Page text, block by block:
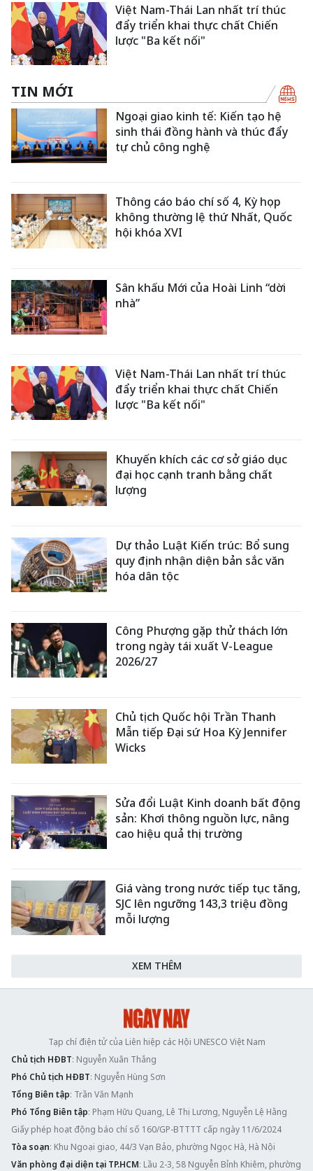
Việt Nam-Thái Lan nhất trí thúc
đẩy triển khai thực chất Chiến
lược "Ba kết nối"
TIN MỚI
Ngoại giao kinh tế: Kiến tạo hệ
sinh thái đồng hành và thúc đẩy
tự chủ công nghệ
Thông cáo báo chí số 4, Kỳ họp
không thường lệ thứ Nhất, Quốc
hội khóa XVI
Sân khấu Mới của Hoài Linh “dời
nhà”
Việt Nam-Thái Lan nhất trí thúc
đẩy triển khai thực chất Chiến
lược "Ba kết nối"
Khuyến khích các cơ sở giáo dục
đại học cạnh tranh bằng chất
lượng
Dự thảo Luật Kiến trúc: Bổ sung
quy định nhận diện bản sắc văn
hóa dân tộc
Công Phượng gặp thử thách lớn
trong ngày tái xuất V-League
2026/27
Chủ tịch Quốc hội Trần Thanh
Mẫn tiếp Đại sứ Hoa Kỳ Jennifer
Wicks
Sửa đổi Luật Kinh doanh bất động
sản: Khơi thông nguồn lực, nâng
cao hiệu quả thị trường
Giá vàng trong nước tiếp tục tăng,
SJC lên ngưỡng 143,3 triệu đồng
mỗi lượng
XEM THÊM
Tạp chí điện tử của Liên hiệp các Hội UNESCO Việt Nam
Chủ tịch HĐBT: Nguyễn Xuân Thắng
Phó Chủ tịch HĐBT: Nguyễn Hùng Sơn
Tổng Biên tập: Trần Văn Mạnh
Phó Tổng Biên tập: Phạm Hữu Quang, Lê Thị Lương, Nguyễn Lệ Hằng
Giấy phép hoạt động báo chí số 160/GP-BTTTT cấp ngày 11/6/2024
Tòa soạn: Khu Ngoại giao, 44/3 Vạn Bảo, phường Ngọc Hà, Hà Nội
Văn phòng đại diện tại TP.HCM: Lầu 2-3, 58 Nguyễn Bỉnh Khiêm, phường